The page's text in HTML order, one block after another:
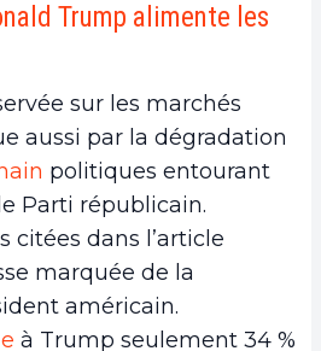
Trump alimente les
sur les marchés
aussi par la dégradation
politiques entourant
Parti républicain.
citées dans l’article
marquée de la
américain.
à Trump seulement 34 %